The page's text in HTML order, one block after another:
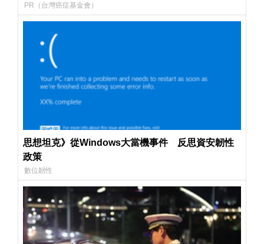
PR（台灣癌症基金會）
思想坦克》從Windows大當機事件 反思資安韌性
政策
數位韌性